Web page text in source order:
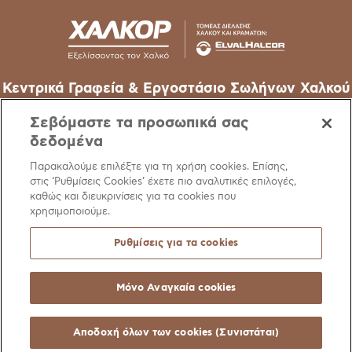
Κεντρικά Γραφεία & Εργοστάσιο Σωλήνων Χαλκού
62o χλμ Εθν. Οδού Αθηνών-Λαμίας, 32011 Οινόφυτα –
Βοιωτίας
T +30 22620 48111
E info@halcor.com
© Copyright Halcor 2026. All Rights Reserved
Πολιτική Cookies Χρήσιμοι Σύνδεσμοι Manage Cookie
Σεβόμαστε τα προσωπικά σας
δεδομένα
Παρακαλούμε επιλέξτε για τη χρήση cookies. Επίσης,
στις ‘Ρυθμίσεις Cookies’ έχετε πιο αναλυτικές επιλογές,
καθώς και διευκρινίσεις για τα cookies που
χρησιμοποιούμε.
Ρυθμίσεις για τα cookies
Μόνο Αναγκαία cookies
Αποδοχή όλων των cookies (Συνιστάται)